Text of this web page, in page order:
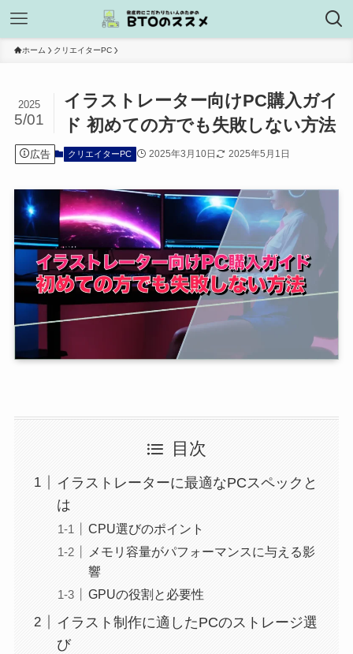
ホーム クリエイターPC
イラストレーター向けPC購入ガイ
ド 初めての方でも失敗しない方法
2025
5/01
広告 クリエイターPC 2025年3月10日 2025年5月1日
目次
イラストレーターに最適なPCスペックと
は
CPU選びのポイント
メモリ容量がパフォーマンスに与える影
響
GPUの役割と必要性
イラスト制作に適したPCのストレージ選
び